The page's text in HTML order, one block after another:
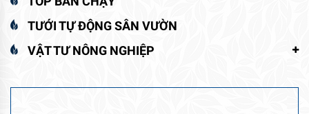
TƯỚI TỰ ĐỘNG SÂN VƯỜN
VẬT TƯ NÔNG NGHIỆP